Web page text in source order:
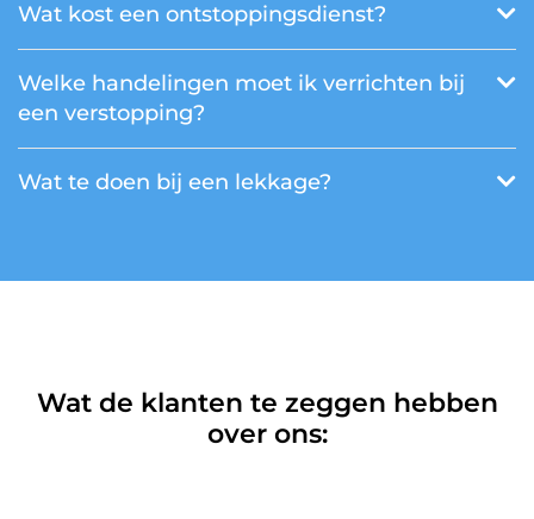
Wat kost een ontstoppingsdienst?
Welke handelingen moet ik verrichten bij
een verstopping?
Wat te doen bij een lekkage?
Wat de klanten te zeggen hebben
over ons: